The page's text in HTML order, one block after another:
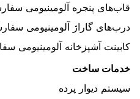
قاب‌های پنجره آلومینیومی
درب‌های گاراژ آلومینیومی
کابینت آشپزخانه آلومینیومی
خدمات ساخت
سیستم دیوار پرده